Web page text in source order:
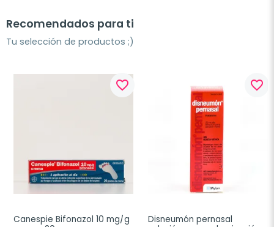
Recomendados para ti
Tu selección de productos ;)
favorite_border
Canespie Bifonazol 10 mg/g
favorite_border
Disneumón pernasal